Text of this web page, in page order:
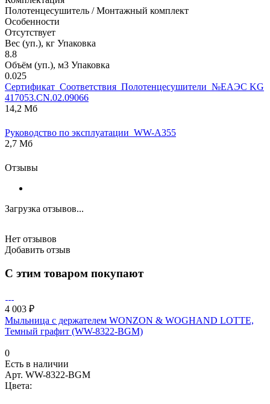
Полотенцесушитель / Монтажный комплект
Особенности
Отсутствует
Вес (уп.), кг Упаковка
8.8
Объём (уп.), м3 Упаковка
0.025
Сертификат_Соответствия_Полотенцесушители_№ЕАЭС KG
417053.CN.02.09066
14,2 Мб
Руководство по эксплуатации_WW-A355
2,7 Мб
Отзывы
Загрузка отзывов...
Нет отзывов
Добавить отзыв
С этим товаром покупают
4 003 ₽
Мыльница с держателем WONZON & WOGHAND LOTTE,
Темный графит (WW-8322-BGM)
0
Есть в наличии
Арт. WW-8322-BGM
Цвета: